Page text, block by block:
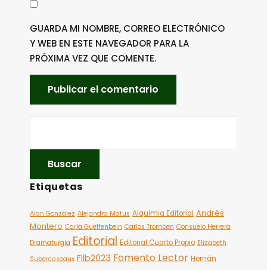
GUARDA MI NOMBRE, CORREO ELECTRÓNICO
Y WEB EN ESTE NAVEGADOR PARA LA
PRÓXIMA VEZ QUE COMENTE.
Etiquetas
Alan González Alejandra Matus Alquimia Editorial Andrés
Montero Carla Guelfenbein Carlos Tromben Consuelo Herrera
Dramaturgia Editorial Editorial Cuarto Propio Elizabeth
Subercaseaux Filb2023 Fomento Lector Hernán